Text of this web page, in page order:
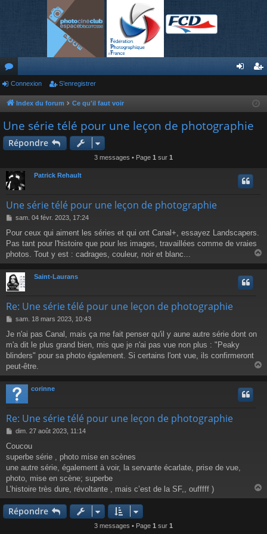
or
u
m
s
xi
nr
Connexion S’enregistrer
Index du forum Ce qu'il faut voir
Une série télé pour une leçon de photographie
Répondre
3 messages • Page 1 sur 1
Patrick Rehault
Une série télé pour une leçon de photographie
M
s
s
a
sam. 04 févr. 2023, 17:24
Pour ceux qui aiment les séries et qui ont Canal+, essayez Landscapers.
Pas tant pour l'histoire que pour les images, travaillées comme de vraies
photos. Tout y est : cadrages, couleur, noir et blanc...
a
Saint-Laurans
Re: Une série télé pour une leçon de photographie
M
s
s
a
sam. 18 mars 2023, 10:43
Je n'ai pas Canal, mais ça me fait penser qu'il y aune autre série dont on
m'a dit le plus grand bien, mis que je n'ai pas vue non plus : "Peaky
blinders" pour sa photo également. Si certains l'ont vue, ils confirmeront
peut-être.
a
corinne
Re: Une série télé pour une leçon de photographie
M
s
s
a
g
e
dim. 27 août 2023, 11:14
Coucou
superbe série , photo mise en scènes
une autre série, également à voir, la servante écarlate, prise de vue,
photo, mise en scène; superbe
L’histoire très dure, révoltante , mais c’est de la SF,, oufffff )
a
Répondre
3 messages • Page 1 sur 1